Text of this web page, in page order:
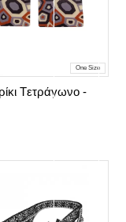
One Size
Tετράγωνο -